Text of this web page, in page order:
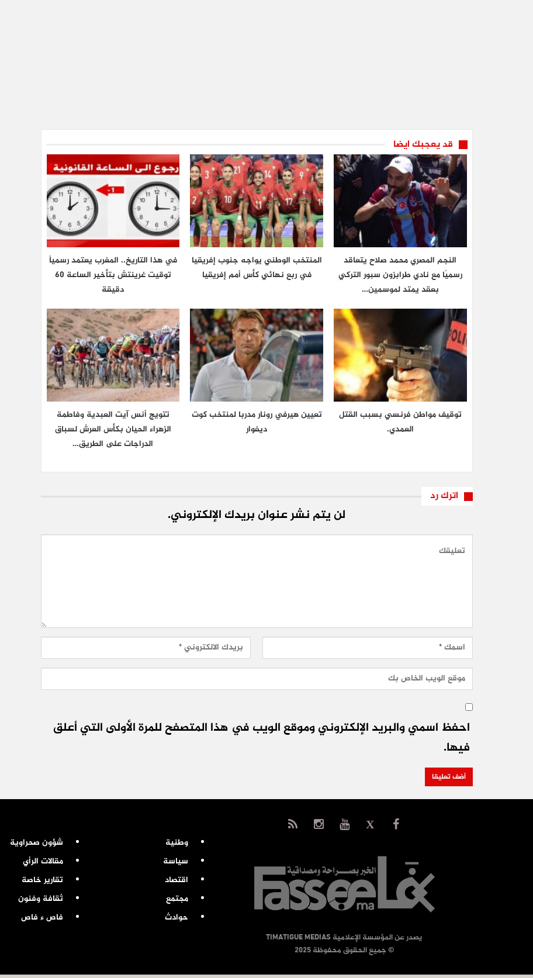
قد يعجبك ايضا
النجم المصري محمد صلاح يتعاقد
رسميًا مع نادي طرابزون سبور التركي
بعقد يمتد لموسمين…
المنتخب الوطني يواجه جنوب إفريقيا
في ربع نهائي كأس أمم إفريقيا
في هذا التاريخ.. المغرب يعتمد رسمياً
توقيت غرينتش بتأخير الساعة 60
دقيقة
توقيف مواطن فرنسي بسبب القتل
العمدي.
تعيين هيرفي رونار مدربا لمنتخب كوت
ديفوار
تتويج أنس آيت العبدية وفاطمة
الزهراء الحيان بكأس العرش لسباق
الدراجات على الطريق…
اترك رد
لن يتم نشر عنوان بريدك الإلكتروني.
احفظ اسمي والبريد الإلكتروني وموقع الويب في هذا المتصفح للمرة الأولى التي أعلق
فيها.
يصدر عن المؤسسة الإعلامية TIMATIGUE MEDIAS
© جميع الحقوق محفوظة 2025
وطنية
سياسة
اقتصاد
مجتمع
حوادث
شؤون صحراوية
مقالات الرأي
تقارير خاصة
ثقافة وفنون
فاص ء فاص